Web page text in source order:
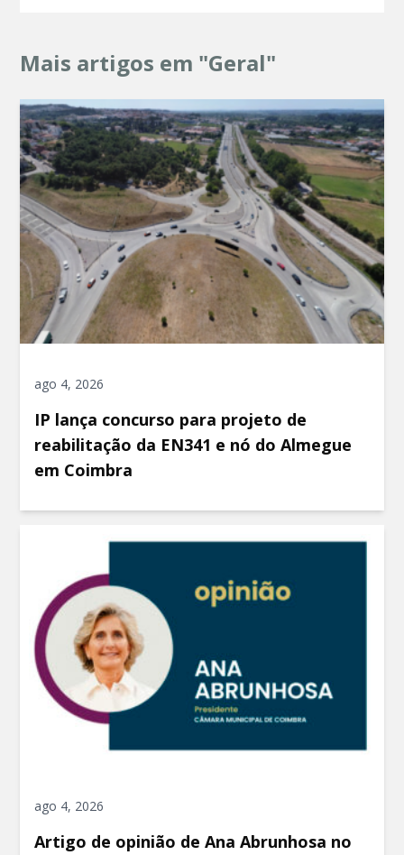
Mais artigos em "Geral"
ago 4, 2026
IP lança concurso para projeto de
reabilitação da EN341 e nó do Almegue
em Coimbra
ago 4, 2026
Artigo de opinião de Ana Abrunhosa no